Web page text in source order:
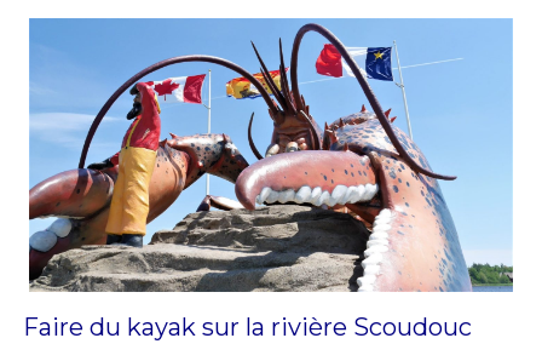
Faire du kayak sur la rivière Scoudouc